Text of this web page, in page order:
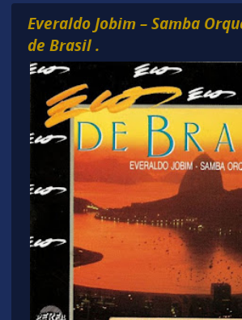
Everaldo Jobim – Samba
de Brasil .